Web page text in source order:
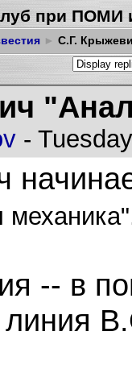
при ПОМИ
► С.Г.
-
-- в
линия